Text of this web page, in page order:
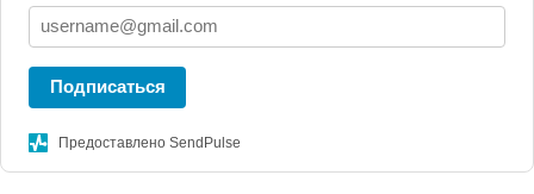
Подписаться
Предоставлено SendPulse